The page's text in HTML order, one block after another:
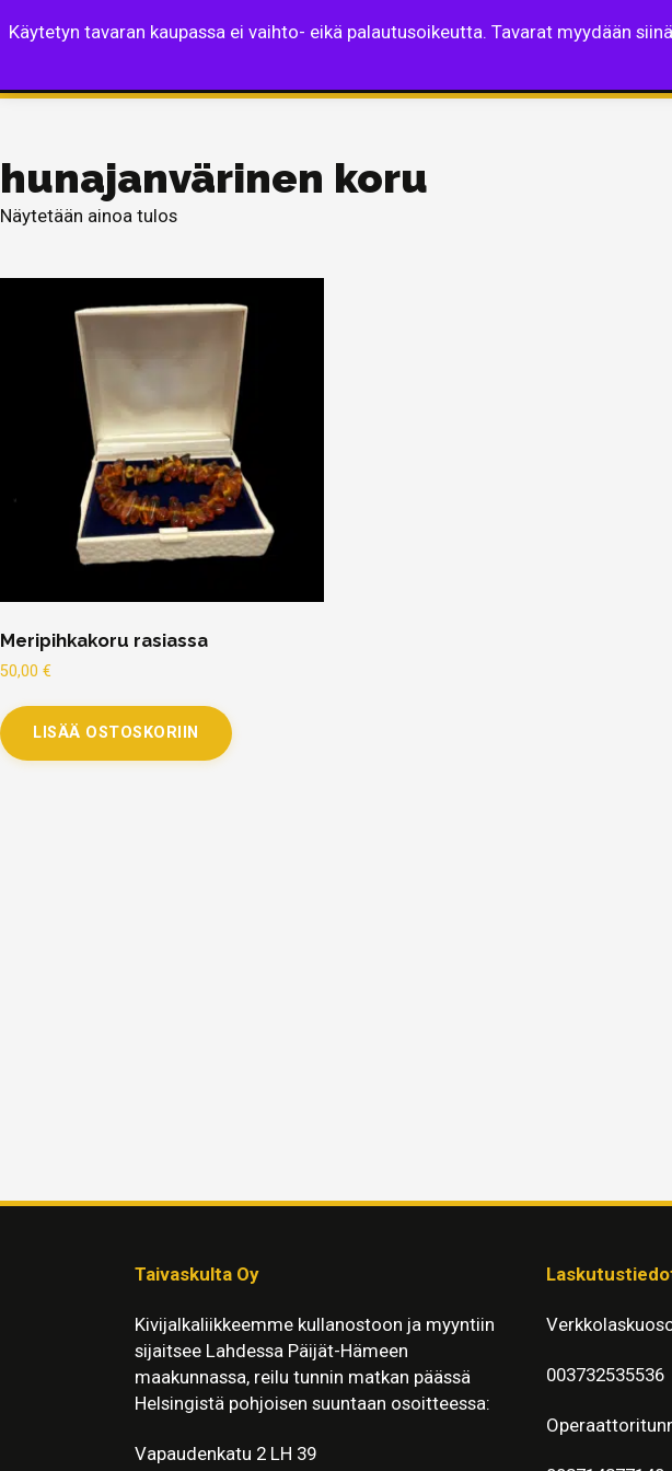
hunajanvärinen koru
Näytetään ainoa tulos
Meripihkakoru rasiassa
50,00 €
LISÄÄ OSTOSKORIIN
Taivaskulta Oy
Kivijalkaliikkeemme kullanostoon ja myyntiin
sijaitsee Lahdessa Päijät-Hämeen
maakunnassa, reilu tunnin matkan päässä
Helsingistä pohjoisen suuntaan osoitteessa:
Vapaudenkatu 2 LH 39
003732535536
Käytetyn tavaran kaupassa ei vaihto- eikä palautusoikeutta. Tavarat myydään